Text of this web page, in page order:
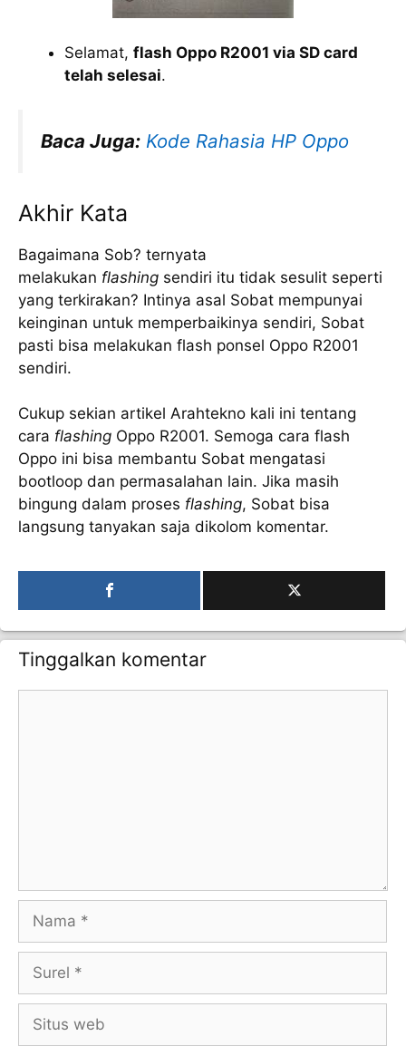
Selamat, flash Oppo R2001 via SD card
telah selesai.
Baca Juga: Kode Rahasia HP Oppo
Akhir Kata
Bagaimana Sob? ternyata
melakukan flashing sendiri itu tidak sesulit seperti
yang terkirakan? Intinya asal Sobat mempunyai
keinginan untuk memperbaikinya sendiri, Sobat
pasti bisa melakukan flash ponsel Oppo R2001
sendiri.
Cukup sekian artikel Arahtekno kali ini tentang
cara flashing Oppo R2001. Semoga cara flash
Oppo ini bisa membantu Sobat mengatasi
bootloop dan permasalahan lain. Jika masih
bingung dalam proses flashing, Sobat bisa
langsung tanyakan saja dikolom komentar.
Tinggalkan komentar
web